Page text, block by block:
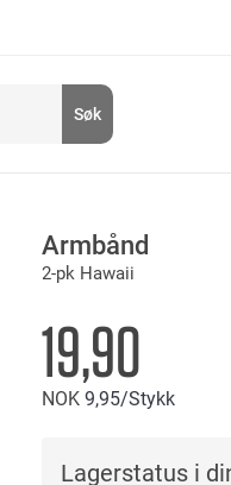
Søk
Armbånd
2-pk Hawaii
19,90
NOK9 95/Stykk
Lagerstatus i